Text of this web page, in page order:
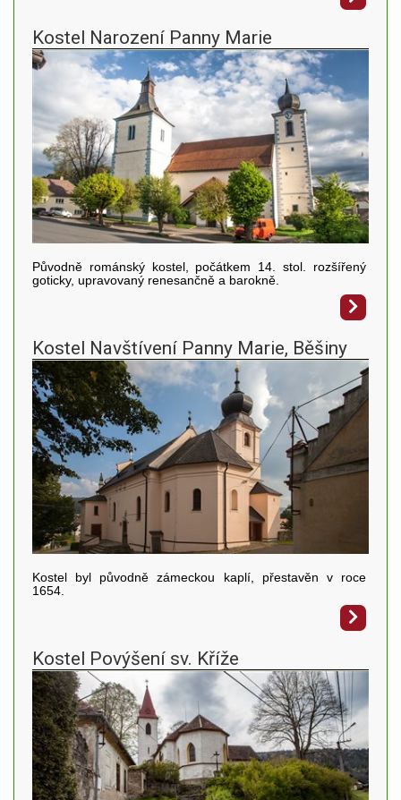
Kostel Narození Panny Marie
Původně románský kostel, počátkem 14. stol. rozšířený
goticky, upravovaný renesančně a barokně.
Kostel Navštívení Panny Marie, Běšiny
Kostel byl původně zámeckou kaplí, přestavěn v roce
1654.
Kostel Povýšení sv. Kříže